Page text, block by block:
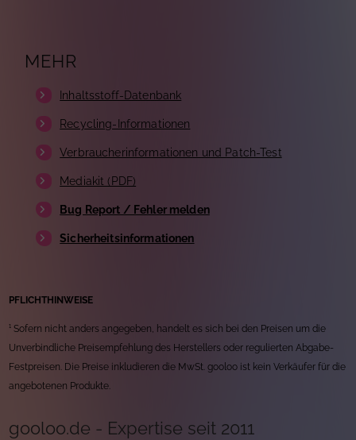
MEHR
Inhaltsstoff-Datenbank
Recycling-Informationen
Verbraucherinformationen und Patch-Test
Mediakit (PDF)
Bug Report / Fehler melden
Sicherheitsinformationen
PFLICHTHINWEISE
¹ Sofern nicht anders angegeben, handelt es sich bei den Preisen um die
Unverbindliche Preisempfehlung des Herstellers oder regulierten Abgabe-
Festpreisen. Die Preise inkludieren die MwSt. gooloo ist kein Verkäufer für die
angebotenen Produkte.
gooloo.de - Expertise seit 2011